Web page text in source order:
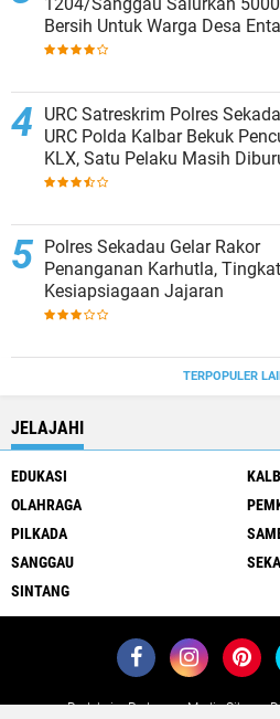
Bersih Untuk Warga Desa
URC Satreskrim Polres
URC Polda Kalbar Bekuk
KLX, Satu Pelaku Masih
Polres Sekadau Gelar Rakor
Penanganan Karhutla,
Kesiapsiagaan Jajaran
TERPOPULER
JELAJAHI
EDUKASI
OLAHRAGA
PILKADA
SANGGAU
SINTANG
Redaksi Pedoman Media Siber